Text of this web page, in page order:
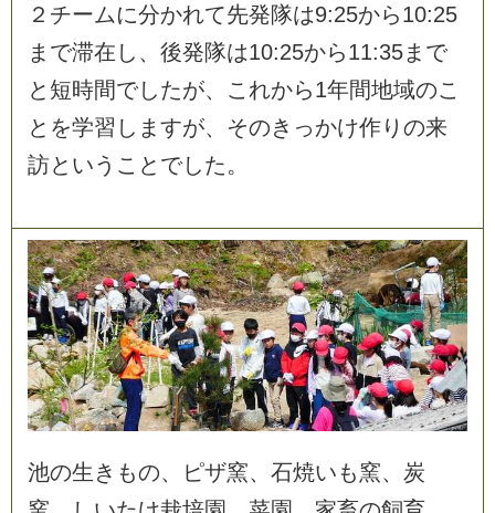
２ チームに分かれて先発隊は9:25から10:25
ま で滞在 し 、 後発隊は10:25から11:35ま で
と 短時間でしたが、 こ れから1年間地域のこ
と を学習 し ま すが、 そのき っかけ作り の来
訪と いう こ と でした。
池の生 き もの、 ピザ窯、 石焼いも窯、 炭